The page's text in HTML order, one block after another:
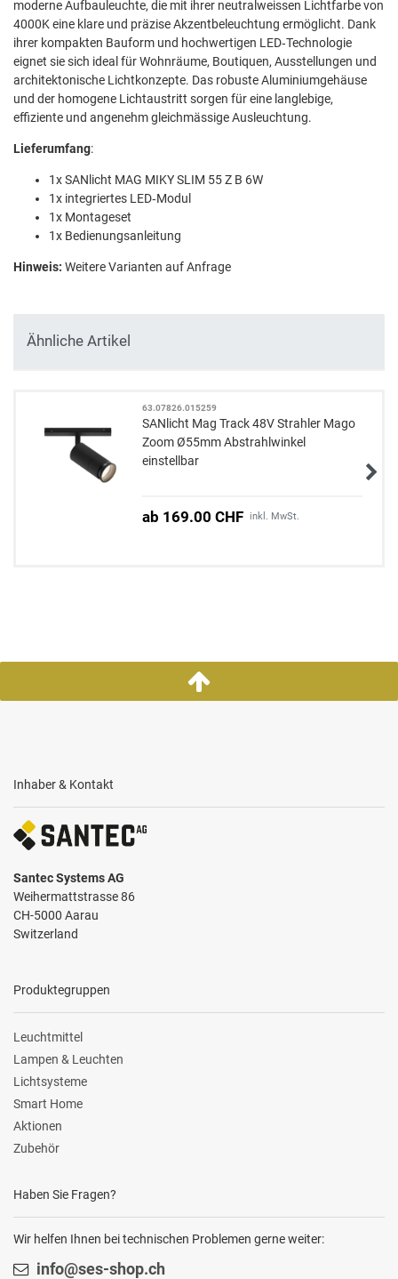
moderne Aufbauleuchte, die mit ihrer neutralweissen Lichtfarbe von
4000K eine klare und präzise Akzentbeleuchtung ermöglicht. Dank
ihrer kompakten Bauform und hochwertigen LED‑Technologie
eignet sie sich ideal für Wohnräume, Boutiquen, Ausstellungen und
architektonische Lichtkonzepte. Das robuste Aluminiumgehäuse
und der homogene Lichtaustritt sorgen für eine langlebige,
effiziente und angenehm gleichmässige Ausleuchtung.
Lieferumfang:
1x SANlicht MAG MIKY SLIM 55 Z B 6W
1x integriertes LED‑Modul
1x Montageset
1x Bedienungsanleitung
Hinweis: Weitere Varianten auf Anfrage
Ähnliche Artikel
63.07826.015259
SANlicht Mag Track 48V Strahler Mago
Zoom Ø55mm Abstrahlwinkel
einstellbar
ab 169.00 CHF inkl. MwSt.
Inhaber & Kontakt
Santec Systems AG
Weihermattstrasse 86
CH-5000 Aarau
Switzerland
Produktegruppen
Leuchtmittel
Lampen & Leuchten
Lichtsysteme
Smart Home
Aktionen
Zubehör
Haben Sie Fragen?
Wir helfen Ihnen bei technischen Problemen gerne weiter:
info@ses-shop.ch